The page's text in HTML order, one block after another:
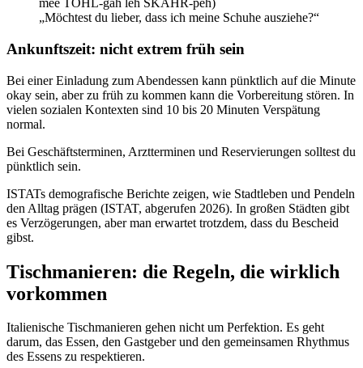
mee TOHL-gah leh SKAHR-peh)
„Möchtest du lieber, dass ich meine Schuhe ausziehe?“
Ankunftszeit: nicht extrem früh sein
Bei einer Einladung zum Abendessen kann pünktlich auf die Minute
okay sein, aber zu früh zu kommen kann die Vorbereitung stören. In
vielen sozialen Kontexten sind 10 bis 20 Minuten Verspätung
normal.
Bei Geschäftsterminen, Arztterminen und Reservierungen solltest du
pünktlich sein.
ISTATs demografische Berichte zeigen, wie Stadtleben und Pendeln
den Alltag prägen (ISTAT, abgerufen 2026). In großen Städten gibt
es Verzögerungen, aber man erwartet trotzdem, dass du Bescheid
gibst.
Tischmanieren: die Regeln, die wirklich
vorkommen
Italienische Tischmanieren gehen nicht um Perfektion. Es geht
darum, das Essen, den Gastgeber und den gemeinsamen Rhythmus
des Essens zu respektieren.